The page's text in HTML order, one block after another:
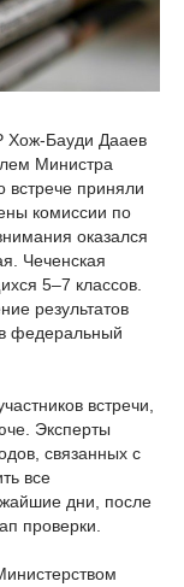
Хож-Бауди Дааев
Министра
приняли
комиссии по
оказался
Чеченская
5–7 классов.
результатов
федеральный
встречи,
Эксперты
связанных с
все
дни, после
проверки.